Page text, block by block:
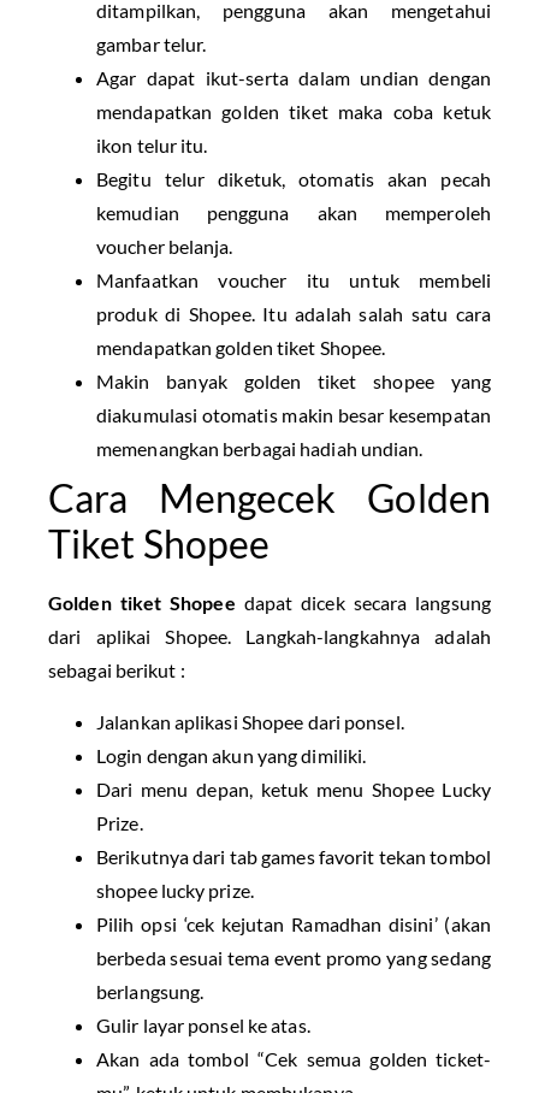
ditampilkan, pengguna akan mengetahui
gambar telur.
Agar dapat ikut-serta dalam undian dengan
mendapatkan golden tiket maka coba ketuk
ikon telur itu.
Begitu telur diketuk, otomatis akan pecah
kemudian pengguna akan memperoleh
voucher belanja.
Manfaatkan voucher itu untuk membeli
produk di Shopee. Itu adalah salah satu cara
mendapatkan golden tiket Shopee.
Makin banyak golden tiket shopee yang
diakumulasi otomatis makin besar kesempatan
memenangkan berbagai hadiah undian.
Cara Mengecek Golden
Tiket Shopee
Golden tiket Shopee dapat dicek secara langsung
dari aplikai Shopee. Langkah-langkahnya adalah
sebagai berikut :
Jalankan aplikasi Shopee dari ponsel.
Login dengan akun yang dimiliki.
Dari menu depan, ketuk menu Shopee Lucky
Prize.
Berikutnya dari tab games favorit tekan tombol
shopee lucky prize.
Pilih opsi ‘cek kejutan Ramadhan disini’ (akan
berbeda sesuai tema event promo yang sedang
berlangsung.
Gulir layar ponsel ke atas.
Akan ada tombol “Cek semua golden ticket-